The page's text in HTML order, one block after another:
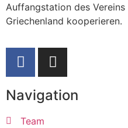
Auffangstation des Vereins
Griechenland kooperieren.
Navigation
Team